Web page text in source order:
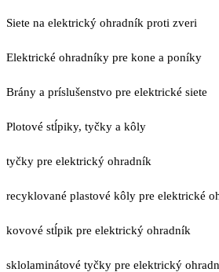
Siete na elektrický ohradník proti zveri
Elektrické ohradníky pre kone a poníky
Brány a príslušenstvo pre elektrické siete
Plotové stĺpiky, tyčky a kôly
tyčky pre elektrický ohradník
recyklované plastové kôly pre elektrické
kovové stĺpik pre elektrický ohradník
sklolaminátové tyčky pre elektrický